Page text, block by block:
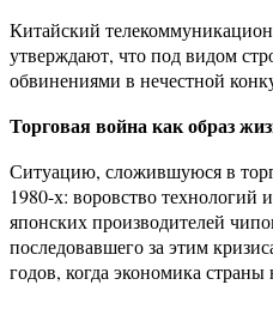
Китайский
утверждают, что под видом
обвинениями в нечестной
Торговая война как образ
Ситуацию, сложившуюся в
1980-х: воровство
японских производителей
последовавшего за этим
годов, когда экономика страны